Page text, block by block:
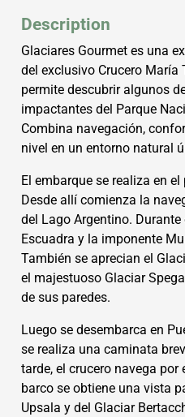
Description
Glaciares Gourmet es una
del exclusivo Crucero María
permite descubrir algunos
impactantes del Parque
Combina navegación,
nivel en un entorno natural
El embarque se realiza en
Desde allí comienza la
del Lago Argentino.
Escuadra y la imponente
También se aprecian el
el majestuoso Glaciar
de sus paredes.
Luego se desembarca en
se realiza una caminata
tarde, el crucero navega por
barco se obtiene una vista
Upsala y del Glaciar